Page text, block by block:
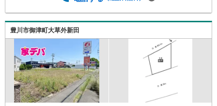
場ください。・営業時間 午前9時00分～午後6時30分 （定
休日:水曜日）この時間帯はお電話でのお問い合わせがスム
ーズにご案内できます。右下の電話ボタンをタッチ！もし
くはお気軽にお電話ください。
豊川市御津町大草外新田